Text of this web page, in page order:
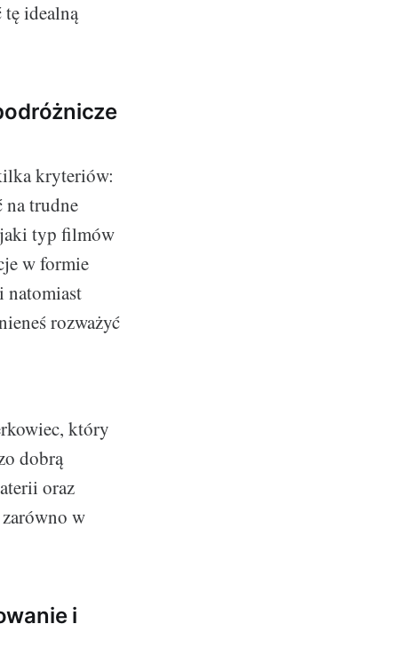
tę idealną
kryteriów:
na trudne
jaki typ filmów
w formie
natomiast
rozważyć
który
dobrą
oraz
w
i